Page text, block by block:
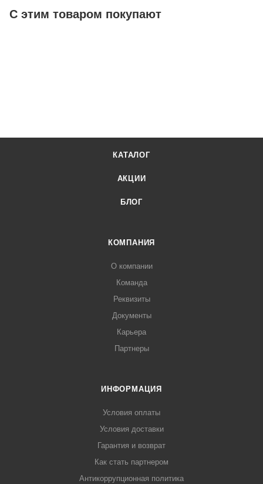
С этим товаром покупают
КАТАЛОГ
АКЦИИ
БЛОГ
КОМПАНИЯ
О компании
Команда
Реквизиты
Документы
Карьера
Партнеры
ИНФОРМАЦИЯ
Условия оплаты
Условия доставки
Гарантия и возврат
Как стать партнером
Антикоррупционная политика